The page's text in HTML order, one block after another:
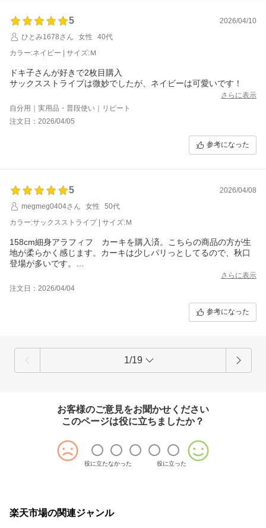
5
2026/04/10
ひとみ1678さん
女性
40代
カラー:ネイビー | サイズ:Ｍ
ドキ子さんが好きで2枚目購入
サックスストライプは微妙でしたが、ネイビーは可愛いです！
さらに表示
自分用｜実用品・普段使い｜リピート
注文日：2026/04/05
参考になった
5
2026/04/08
megmeg0404さん
女性
50代
カラー:サックスストライプ | サイズ:Ｍ
158cm細身アラフィフ カーキを購入済。こちらの商品の方が生
地が柔らかく感じます。カーキは少しパリっとしてるので、秋口
登場が多いです。
ストライプは、私的にパジャマ感が出てしまい敬遠してましが…
大丈夫でした！とても可愛いです！またほかの色も作って欲しい
です！宜しくお願いします!
さらに表示
注文日：2026/04/04
参考になった
1/19
お客様のご意見をお聞かせください
このページは役に立ちましたか？
役に立たなかった 役に立った
楽天市場の関連ジャンル